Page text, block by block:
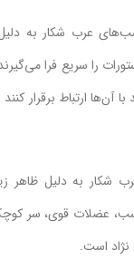
عرب شکار به
را سریع فرا
با آن‌ها ارتباط برقرار
شکار به دلیل ظاهر
عضلات قوی، سر
است.